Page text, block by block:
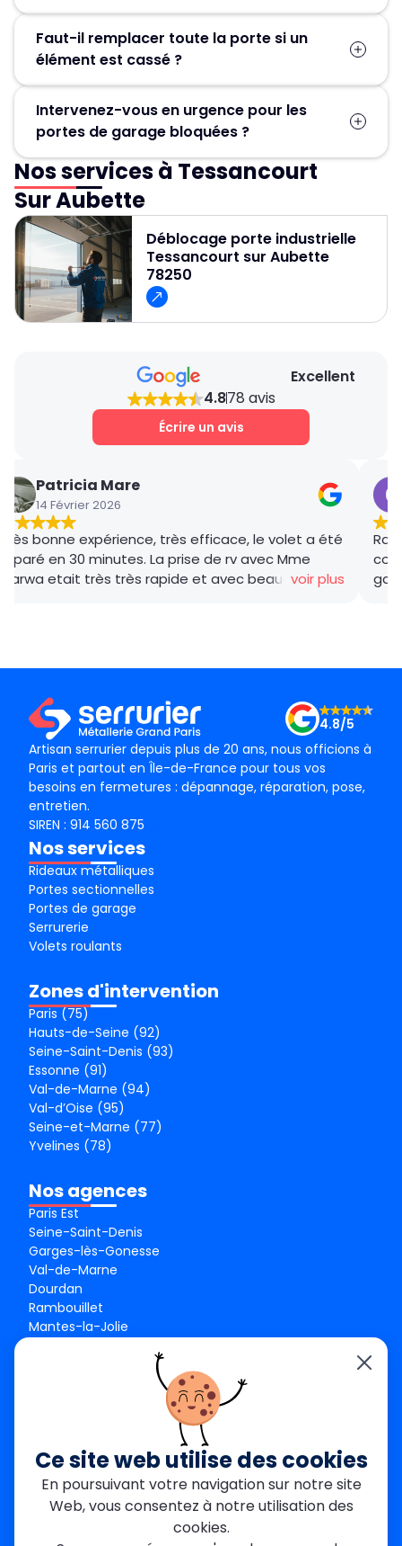
Faut-il remplacer toute la porte si un
élément est cassé ?
les pièces défectueuses (ressort, moteur,
câbles, rails) sont remplacées, ce qui permet
d’éviter un changement complet de la porte.
Intervenez-vous en urgence pour les
portes de garage bloquées ?
Oui, un service d’urgence est disponible
24h/24 et 7j/7 pour débloquer et réparer
rapidement les portes de garage.
Nos services à Tessancourt
Sur Aubette
Déblocage porte industrielle
Tessancourt sur Aubette
78250
Excellent
4.878 avis
Écrire un avis
Patricia Mare
14 Février 2026
Très bonne expérience, très efficace, le volet a été
réparé en 30 minutes. La prise de rv avec Mme
Marwa etait très très rapide et avec beaucoup de
voir plus
Artisan serrurier depuis plus de 20 ans, nous officions à
Paris et partout en Île-de-France pour tous vos
besoins en fermetures : dépannage, réparation, pose,
entretien.
4.8/5
SIREN : 914 560 875
Nos services
Rideaux métalliques
Portes sectionnelles
Portes de garage
Serrurerie
Volets roulants
Zones d'intervention
Paris (75)
Hauts-de-Seine (92)
Seine-Saint-Denis (93)
Essonne (91)
Val-de-Marne (94)
Val-d’Oise (95)
Seine-et-Marne (77)
Yvelines (78)
Nos agences
Paris Est
Seine-Saint-Denis
Garges-lès-Gonesse
Val-de-Marne
Dourdan
Rambouillet
Mantes-la-Jolie
contact@metallerie-grand-paris.com
46 bis Av. du Maine, 75015 Paris
Mentions légales
Ce site web utilise des cookies
En poursuivant votre navigation sur notre site
Web, vous consentez à notre utilisation des
cookies.